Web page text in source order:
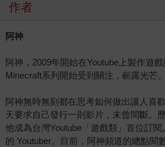
作者
阿神
阿神，2009年開始在Youtube上製作遊
Minecraft系列開始受到關注，嶄露光芒。
阿神無時無刻都在思考如何做出讓人喜
天要求自己發行一則影片，未曾間斷。
他成為台灣Youtube「遊戲類」首位訂
的 Youtuber。目前，阿神頻道的總點閱